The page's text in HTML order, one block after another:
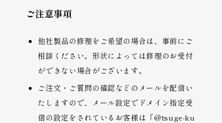
ご注意事項
他社製品の修理をご希望の場合は、事前にご
相談ください。形状によっては修理のお受付
ができない場合がございます。
ご注文・ご質問の確認などのメールを配信い
たしますので、メール設定でドメイン指定受
信の設定をされているお客様は「@tsuge-ku